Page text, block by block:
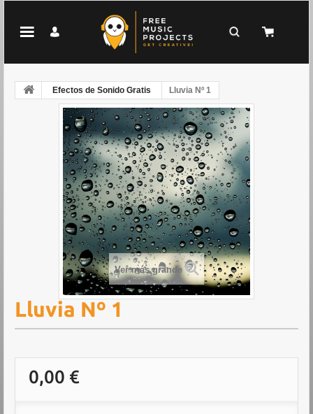
Efectos de Sonido Gratis Lluvia Nº 1
Ver más grande
Lluvia Nº 1
0,00 €